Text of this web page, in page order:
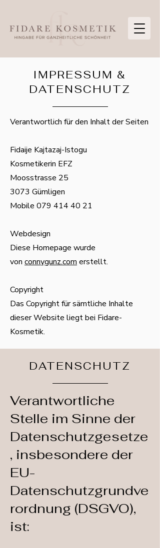
IMPRESSUM &
DATENSCHUTZ
Verantwortlich für den Inhalt der Seiten
Fidaije Kajtazaj-Istogu
Kosmetikerin EFZ
Moosstrasse 25
3073 Gümligen
Mobile 079 414 40 21
Webdesign
Diese Homepage wurde
von connygunz.com erstellt.
Copyright
Das Copyright für sämtliche Inhalte
dieser Website liegt bei Fidare-
Kosmetik.
DATENSCHUTZ
Verantwortliche
Stelle im Sinne der
Datenschutzgesetze
, insbesondere der
EU-
Datenschutzgrundve
rordnung (DSGVO),
ist: